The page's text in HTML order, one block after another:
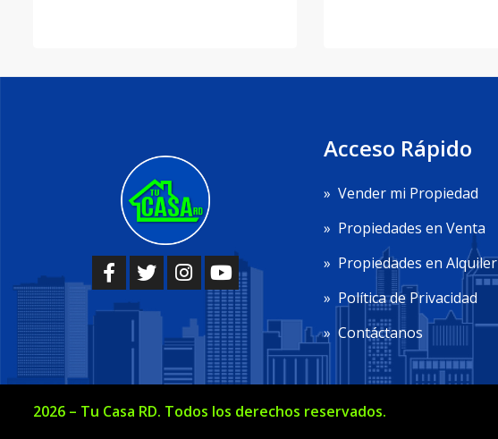
Acceso Rápido
» Vender mi Propiedad
» Propiedades en Venta
» Propiedades en Alquiler
» Política de Privacidad
» Contáctanos
2026 – Tu Casa RD. Todos los derechos reservados.